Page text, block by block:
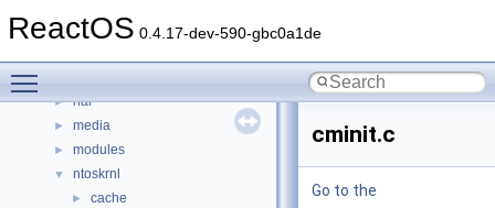
ReactOS 0.4.17-dev-590-gbc0a1de
► boot
► hal
► media
► modules
▼ ntoskrnl
► cache
cminit.c
Go to the